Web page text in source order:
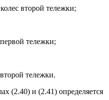
второй тележки;
тележки;
тележки.
(2.40) и (2.41) определяется